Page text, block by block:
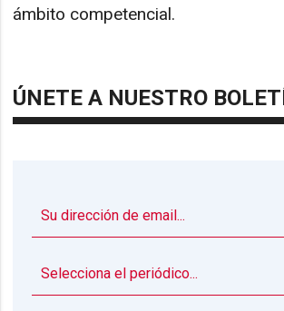
ámbito competencial.
ÚNETE A NUESTRO